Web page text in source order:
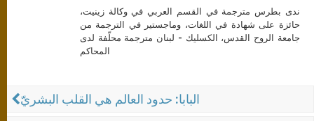
ندى بطرس مترجمة في القسم العربي في وكالة زينيت،
حائزة على شهادة في اللغات، وماجستير في الترجمة من
جامعة الروح القدس، الكسليك - لبنان مترجمة محلّفة لدى
المحاكم
البابا: حدود العالم هي القلب البشريّ